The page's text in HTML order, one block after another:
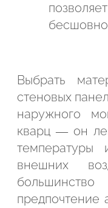
Выбрать
стеновых
наружного
кварц — он
внешних
предпочтение